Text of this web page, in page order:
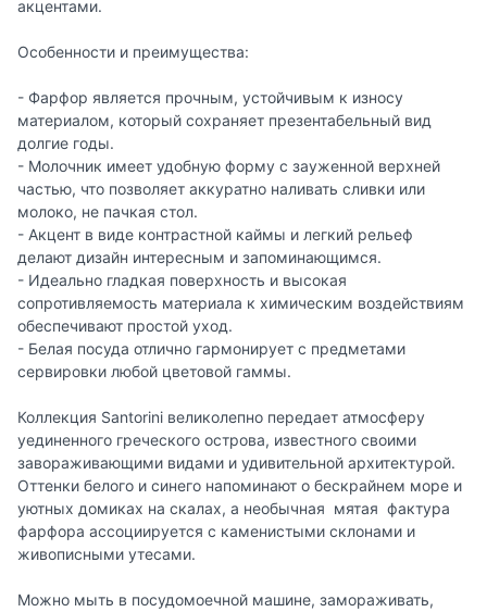
акцентами.
Особенности и преимущества:
- Фарфор является прочным, устойчивым к износу
материалом, который сохраняет презентабельный вид
долгие годы.
- Молочник имеет удобную форму с зауженной верхней
частью, что позволяет аккуратно наливать сливки или
молоко, не пачкая стол.
- Акцент в виде контрастной каймы и легкий рельеф
делают дизайн интересным и запоминающимся.
- Идеально гладкая поверхность и высокая
сопротивляемость материала к химическим воздействиям
обеспечивают простой уход.
- Белая посуда отлично гармонирует с предметами
сервировки любой цветовой гаммы.
Коллекция Santorini великолепно передает атмосферу
уединенного греческого острова, известного своими
завораживающими видами и удивительной архитектурой.
Оттенки белого и синего напоминают о бескрайнем море и
уютных домиках на скалах, а необычная мятая фактура
фарфора ассоциируется с каменистыми склонами и
живописными утесами.
Можно мыть в посудомоечной машине, замораживать,